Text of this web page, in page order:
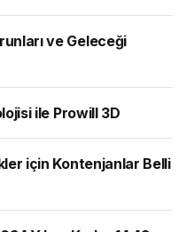
ve Geleceği
ile Prowill 3D
Belli